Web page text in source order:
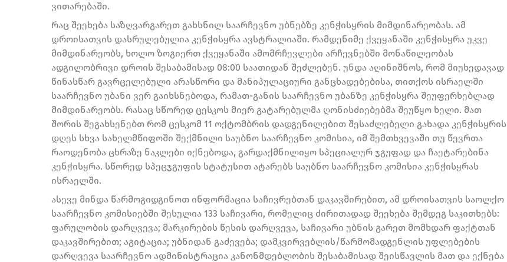
ვითარებაში.
რაც შეეხება საზღვარგარეთ გახსნილ საარჩევნო უბნებზე კენჭისყრის მიმდინარეობას. ამ
დროისათვის დასრულებულია კენჭისყრა ავსტრალიაში. რამდენიმე ქვეყანაში კენჭისყრა უკვე
მიმდინარეობს, ხოლო ზოგიერთ ქვეყანაში ამომრჩევლები არჩევნებში მონაწილეობას
ადგილობრივი დროის შესაბამისად 08:00 საათიდან შეძლებენ. უნდა აღინიშნოს, რომ მიუხედავად
წინასწარ გავრცელებული არასწორი და მანიპულაციური განცხადებებისა, თითქოს ისრაელში
საარჩევნო უბანი ვერ გაიხსნებოდა, რამათ-განის საარჩევნო უბანზე კენჭისყრა შეუფერხებლად
მიმდინარეობს. რასაც სწორედ ცესკოს მიერ გატარებულმა ღონისძიებებმა შეუწყო ხელი. მათ
შორის შეგახსენებთ რომ ცესკომ 11 ოქტომბრის დადგენილებით შესაძლებელი გახადა კენჭისყრის
დღეს სხვა სახელმწიფოში შექმნილი საუბნო საარჩევნო კომისია, იმ შემთხვევაში თუ წევრთა
რაოდენობა ცხრაზე ნაკლები იქნებოდა, გარდაქმნილიყო სპეციალურ ჯგუფად და ჩაეტარებინა
კენჭისყრა. სწორედ სპეცჯგუფის სტატუსით ატარებს საუბნო საარჩევნო კომისია კენჭისყრას
ისრაელში.
ასევე მინდა წარმოგიდგინოთ ინფორმაცია საჩივრებთან დაკავშირებით, ამ დროისათვის საოლქო
საარჩევნო კომისიებში შესულია 133 საჩივარი, რომელიც ძირითადად შეეხება შემდეგ საკითხებს:
ფარულობის დარღვევა; მარკირების წესის დარღვევა, საჩივარი უბნის გარეთ მომხდარ ფაქტთან
დაკავშირებით; აგიტაცია; უბნიდან გაძევება; დამკვირვებლის/წარმომადგენლის უფლებების
დარღვევა საარჩევნო ადმინისტრაცია კანონმდებლობის შესაბამისად შეისწავლის მათ და ექნება